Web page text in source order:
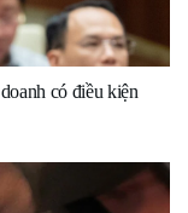
có điều kiện